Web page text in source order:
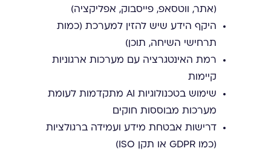
(אתר, ווטסאפ, פייסבוק, אפליקציה)
היקף הידע שיש להזין למערכת (כמות
תרחישי השיחה, תוכן)
רמת האינטגרציה עם מערכות ארגוניות
קיימות
שימוש בטכנולוגיות AI מתקדמות לעומת
מערכות מבוססות חוקים
דרישות אבטחת מידע ועמידה ברגולציות
(כמו GDPR או תקן ISO)